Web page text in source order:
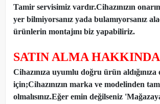
Tamir servisimiz vardır.Cihazınızın
yer bilmiyorsanız yada bulamıyorsanız
ürünlerin montajını biz yapabiliriz.
SATIN ALMA HAKKINDA
Cihazınıza uyumlu doğru ürün
için;Cihazınızın marka ve modelinden
olmalısınız.Eğer emin değilseniz